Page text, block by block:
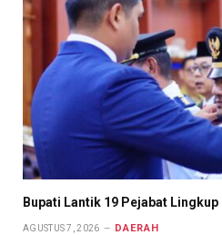
Bupati Lantik 19 Pejabat
AGUSTUS 7, 2026 DAERAH